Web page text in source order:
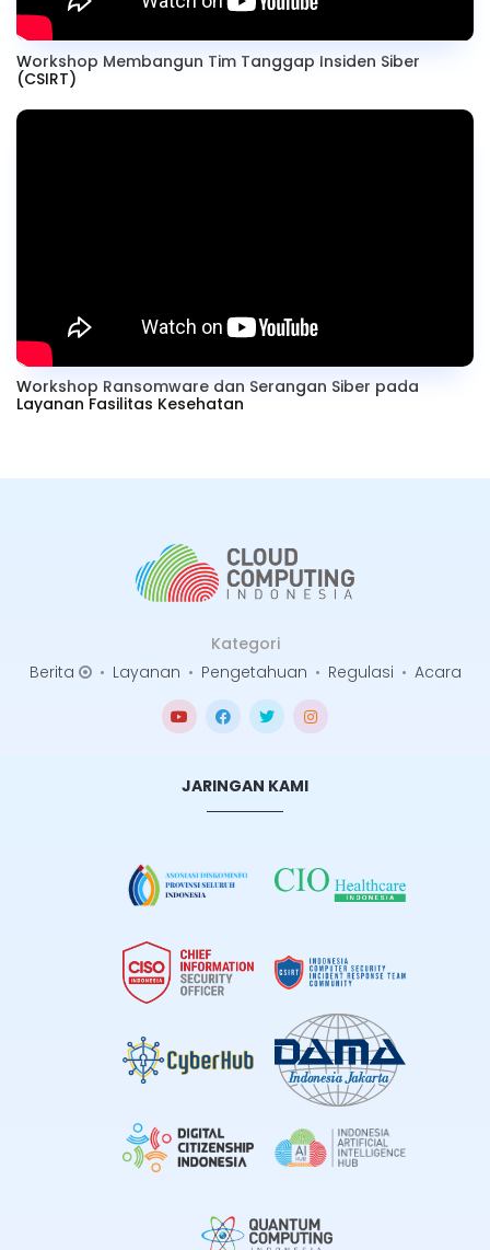
Workshop Membangun Tim Tanggap Insiden Siber
(CSIRT)
Workshop Ransomware dan Serangan Siber pada
Layanan Fasilitas Kesehatan
Kategori
Berita
• Layanan • Pengetahuan • Regulasi • Acara
JARINGAN KAMI